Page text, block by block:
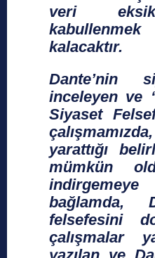
veri
kalacaktır.
Dante’nin
inceleyen ve
Siyaset
yarattığı
mümkün
bağlamda,
felsefesini
çalışmalar